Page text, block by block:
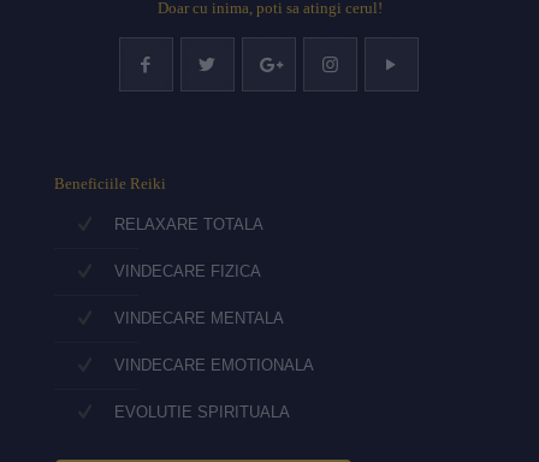
Doar cu inima, poti sa atingi cerul!
Beneficiile Reiki
RELAXARE TOTALA
VINDECARE FIZICA
VINDECARE MENTALA
VINDECARE EMOTIONALA
EVOLUTIE SPIRITUALA